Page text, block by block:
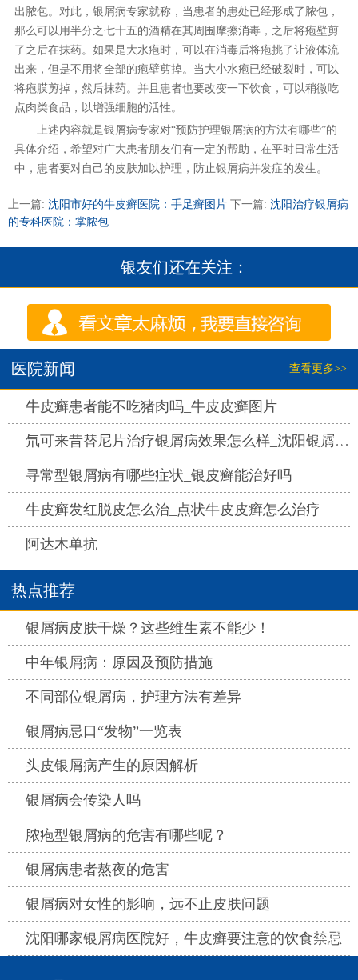
出脓包。对此，银屑病专家就称，当患者的患处已经形成了脓包，
那么可以用半分之七十五的酒精在其周围摩擦消毒，之后将疱壁剪
了之后在抹药。如果是大水疱时，可以在消毒后将疱挑了让液体流
出来，但是不用将全部的疱壁剪掉。当大小水疱已经破裂时，可以
将疱膜剪掉，然后抹药。并且患者也要改变一下饮食，可以稍微吃
点肉类食品，以增强细胞的活性。
上述内容就是银屑病专家对“预防护理银屑病的方法有哪些”的
具体介绍，希望对广大患者朋友们有一定的帮助，在平时日常生活
中，患者要对自己的皮肤加以护理，防止银屑病并发症的发生。
上一篇: 沈阳市好的牛皮癣医院：手足癣图片 下一篇: 沈阳治疗银屑病
的专科医院：掌脓包
银友们还在关注：
医院新闻 查看更多>>
牛皮癣患者能不吃猪肉吗_牛皮皮癣图片
氘可来昔替尼片治疗银屑病效果怎么样_沈阳银屑病医院哪家好
热点
寻常型银屑病有哪些症状_银皮癣能治好吗
牛皮癣发红脱皮怎么治_点状牛皮皮癣怎么治疗热点
阿达木单抗
热点推荐
银屑病皮肤干燥？这些维生素不能少！
中年银屑病：原因及预防措施
不同部位银屑病，护理方法有差异
银屑病忌口“发物”一览表
头皮银屑病产生的原因解析
银屑病会传染人吗
脓疱型银屑病的危害有哪些呢？
银屑病患者熬夜的危害
银屑病对女性的影响，远不止皮肤问题
沈阳哪家银屑病医院好，牛皮癣要注意的饮食禁忌
热点